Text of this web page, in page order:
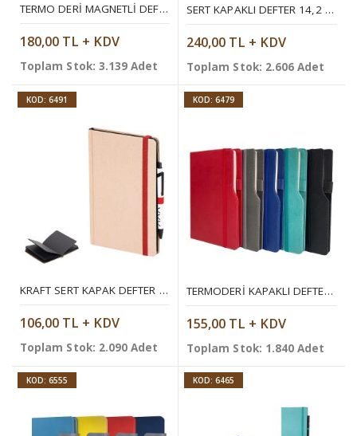
TERMO DERI MAGNETLI DEFTER
180,00 TL + KDV
Toplam Stok: 3.139 Adet
SERT KAPAKLI DEFTER 14,2 X 21 CM
240,00 TL + KDV
Toplam Stok: 2.606 Adet
KOD: 6491
KRAFT SERT KAPAK DEFTER ( 13 X 21 CM )
106,00 TL + KDV
Toplam Stok: 2.090 Adet
KOD: 6479
TERMODERI KAPAKLI DEFTER ( 13 X 21 CM )
155,00 TL + KDV
Toplam Stok: 1.840 Adet
KOD: 6555 KOD: 6465